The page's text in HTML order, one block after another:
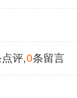
评,0条留言